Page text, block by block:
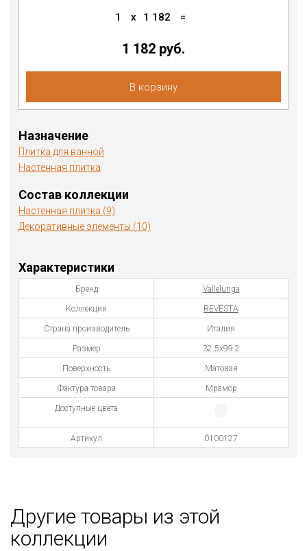
1 x 1 182 =
1 182 руб.
В корзину
Назначение
Плитка для ванной
Настенная плитка
Состав коллекции
Настенная плитка (9)
Декоративные элементы (10)
Характеристики
Бренд Vallelunga
Коллекция REVESTA
Страна производитель Италия
Размер 32.5х99.2
Поверхность Матовая
Фактура товара Мрамор
Доступные цвета
Артикул 0100127
Другие товары из этой
коллекции